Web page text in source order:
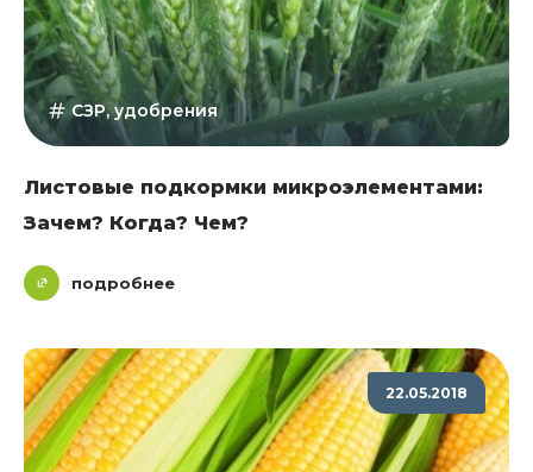
СЗР, удобрения
Листовые подкормки микроэлементами:
Зачем? Когда? Чем?
подробнее
22.05.2018